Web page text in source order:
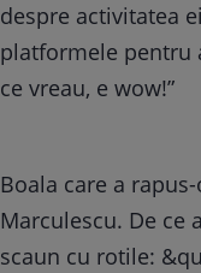
despre activitatea
platformele pentru
ce vreau, e wow!”
Boala care a
Marculescu. De ce
scaun cu rotile: